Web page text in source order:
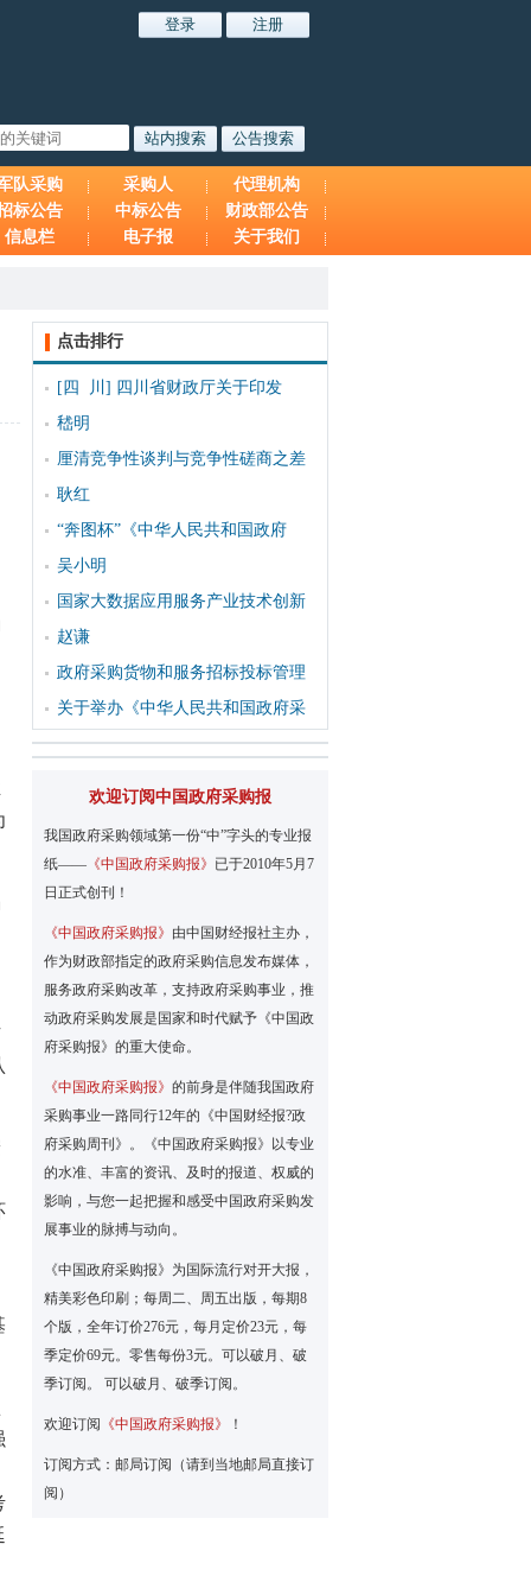
队采购 采购人
代理机构
标公告 中标公告
财政部公告
信息栏 电子报 关于我们
点击排行
[四 川] 四川省财政厅关于印发
嵇明
厘清竞争性谈判与竞争性磋商之差
耿红
“奔图杯”《中华人民共和国政府
吴小明
国家大数据应用服务产业技术创新
赵谦
政府采购货物和服务招标投标管理
关于举办《中华人民共和国政府采
欢迎订阅中国政府采购报
我国政府采购领域第一份“中”字头的专业报
纸—— 《中国政府采购报》 已于2010年5月7
日正式创刊！
《中国政府采购报》 由中国财经报社主办，
作为财政部指定的政府采购信息发布媒体，
服务政府采购改革，支持政府采购事业，推
动政府采购发展是国家和时代赋予《中国政
府采购报》的重大使命。
《中国政府采购报》 的前身是伴随我国政府
采购事业一路同行12年的《中国财经报?政
府采购周刊》。《中国政府采购报》以专业
的水准、丰富的资讯、及时的报道、权威的
影响，与您一起把握和感受中国政府采购发
展事业的脉搏与动向。
《中国政府采购报》为国际流行对开大报，
精美彩色印刷；每周二、周五出版，每期8
个版，全年订价276元，每月定价23元，每
季定价69元。零售每份3元。可以破月、破
季订阅。 可以破月、破季订阅。
欢迎订阅 《中国政府采购报》 ！
订阅方式：邮局订阅（请到当地邮局直接订
阅）